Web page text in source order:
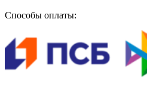
Способы оплаты: